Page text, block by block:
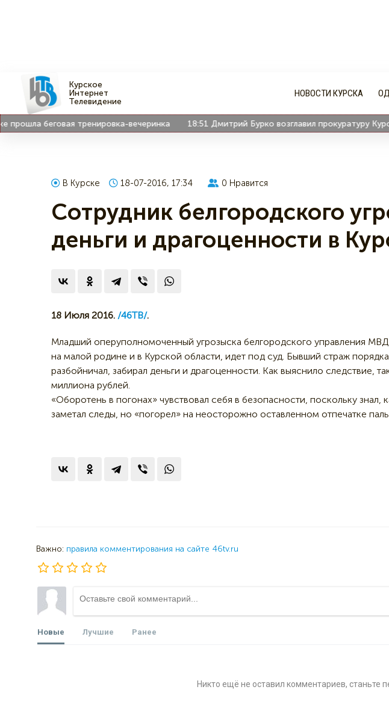
Курское
Интернет
Телевидение
НОВОСТИ КУРСКА
беговая тренировка-вечеринка 18:51 Дмитрий Бурко возглавил прокуратуру
В Курске 18-07-2016, 17:34 0 Нравится
Сотрудник белгородского
деньги и драгоценности в
18 Июля 2016. /46ТВ/.
Младший оперуполномоченный угрозыска белгородского управления
на малой родине и в Курской области, идет под суд. Бывший страж
разбойничал, забирал деньги и драгоценности. Как выяснило следствие,
миллиона рублей.
«Оборотень в погонах» чувствовал себя в безопасности, поскольку знал,
заметал следы, но «погорел» на неосторожно оставленном отпечатке
Важно: правила комментирования на сайте 46tv.ru
Новые Лучшие Ранее
Никто ещё не оставил комментариев, станьте